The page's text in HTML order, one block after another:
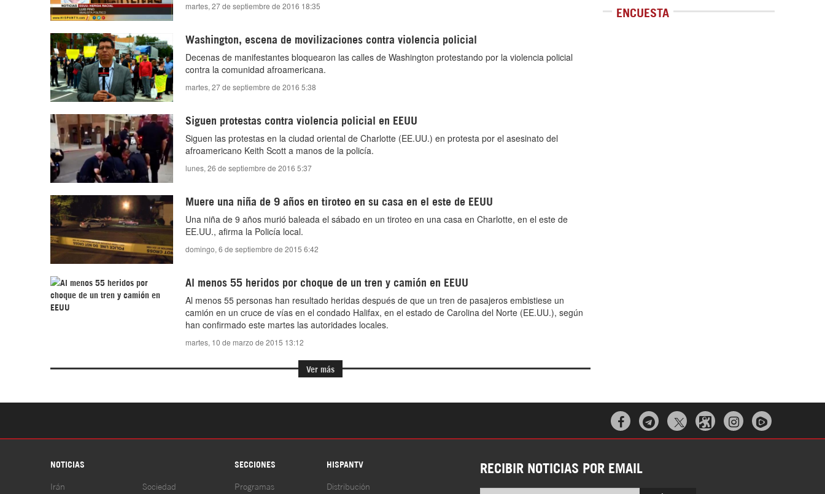
martes, 27 de septiembre de 2016 18:35
Washington, escena de movilizaciones contra violencia policial
Decenas de manifestantes bloquearon las calles de Washington protestando por la violencia policial
contra la comunidad afroamericana.
martes, 27 de septiembre de 2016 5:38
Siguen protestas contra violencia policial en EEUU
Siguen las protestas en la ciudad oriental de Charlotte (EE.UU.) en protesta por el asesinato del
afroamericano Keith Scott a manos de la policía.
lunes, 26 de septiembre de 2016 5:37
Muere una niña de 9 años en tiroteo en su casa en el este de EEUU
Una niña de 9 años murió baleada el sábado en un tiroteo en una casa en Charlotte, en el este de
EE.UU., afirma la Policía local.
domingo, 6 de septiembre de 2015 6:42
Al menos 55 heridos por choque de un tren y camión en EEUU
Al menos 55 personas han resultado heridas después de que un tren de pasajeros embistiese un
camión en un cruce de vías en el condado Halifax, en el estado de Carolina del Norte (EE.UU.), según
han confirmado este martes las autoridades locales.
martes, 10 de marzo de 2015 13:12
Ver más
ENCUESTA
  
NOTICIAS SECCIONES HISPANTV
Irán Sociedad Programas Distribución
RECIBIR NOTICIAS POR EMAIL